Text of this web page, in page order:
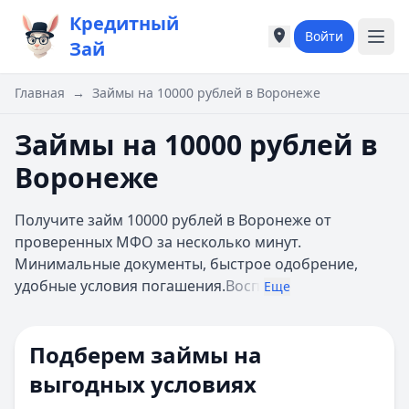
Кредитный
Зай
Города России
Москва
Екатеринбург
Казань
Б
Барнаул
Белгород
Брянск
Города России
Москва
Екатеринбург
Казань
Б
Барнаул
Белгород
Брянск
Войти
Главная → Займы на 10000 рублей в Воронеже
Займы на 10000 рублей в
Воронеже
Получите займ 10000 рублей в Воронеже от
проверенных МФО за несколько минут.
Минимальные документы, быстрое одобрение,
удобные условия погашения.Восп Еще
Подберем займы на
выгодных условиях